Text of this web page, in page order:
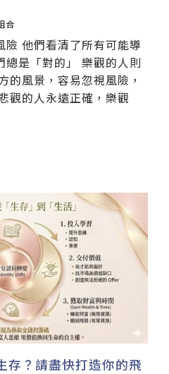
合
他們看清了所有可能導
是「對的」 樂觀的人則
的風景，容易忽視風險，
觀的人永遠正確，樂觀
存？請盡快打造你的飛